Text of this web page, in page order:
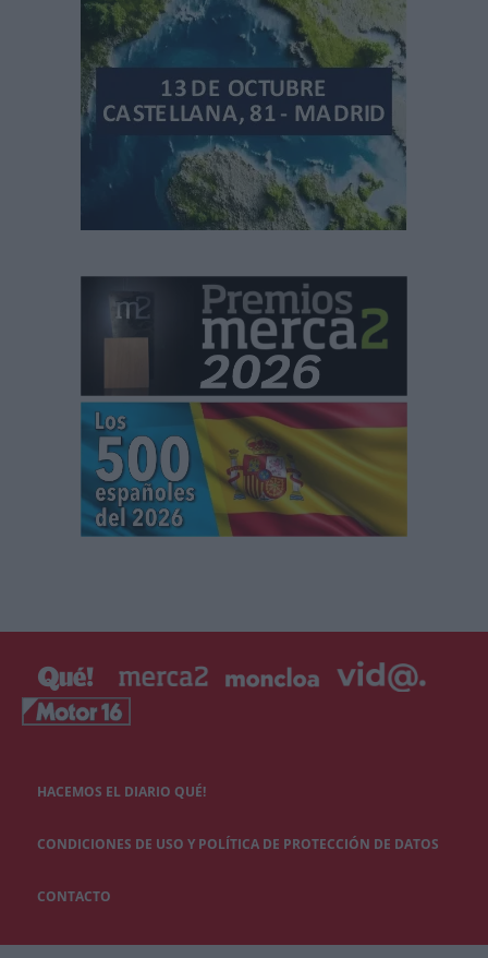
HACEMOS EL DIARIO QUÉ!
CONDICIONES DE USO Y POLÍTICA DE PROTECCIÓN DE DATOS
CONTACTO